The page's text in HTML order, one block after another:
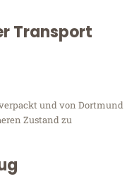
Transport
und von Dortmund
Zustand zu